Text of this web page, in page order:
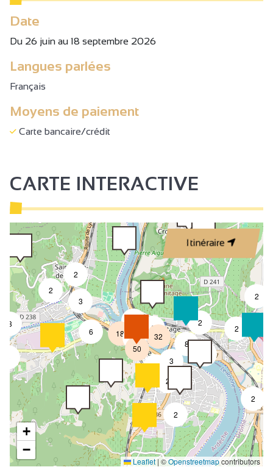
Date
Du 26 juin au 18 septembre 2026
Langues parlées
Français
Moyens de paiement
Carte bancaire/crédit
CARTE INTERACTIVE
Itinéraire
2
2
2
2
2
2
2
8
3
2
3
6
4
18
2
8
3
50
32
+
−
Leaflet |©Openstreetmapcontributors